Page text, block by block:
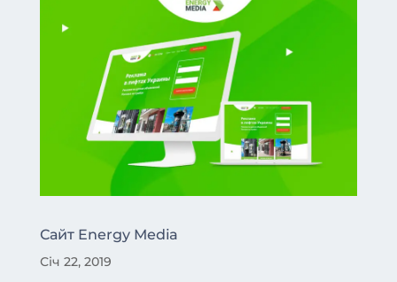
Сайт Energy Media
Січ 22, 2019